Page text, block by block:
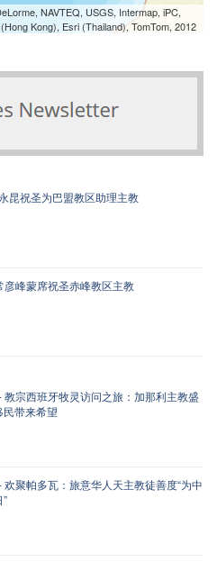
NAVTEQ, USGS, Intermap, iPC,
Kong), Esri (Thailand), TomTom, 2012
昆祝圣为巴盟教区助理主教
彦峰蒙席祝圣赤峰教区主教
教宗西班牙牧灵访问之旅：加那利主教盛
带来希望
欢聚帕多瓦：旅意华人天主教徒善度“为中